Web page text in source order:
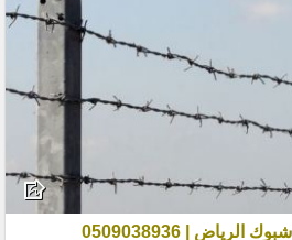
| 0509038936